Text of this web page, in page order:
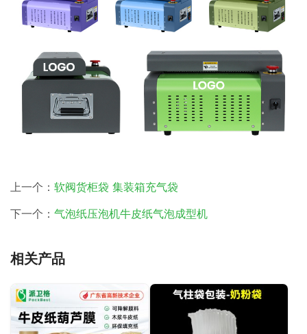
上一个： 软阀货柜袋 集装箱充气袋
下一个： 气泡纸压泡机牛皮纸气泡成型机
相关产品